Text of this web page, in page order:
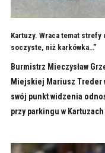
Kartuzy. Wraca temat
soczyste, niż karkówka…”
Burmistrz Mieczysław
Miejskiej Mariusz
swój punkt widzenia
przy parkingu w